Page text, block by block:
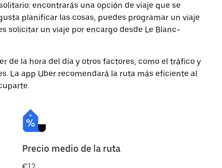
encontrarás una opción de viaje que se
planificar las cosas, puedes programar un viaje
solicitar un viaje por encargo desde Le Blanc-
de la hora del día y otros factores, como el tráfico y
La app Uber recomendará la ruta más eficiente al
Precio medio de la ruta